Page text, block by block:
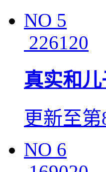
NO 5
226120
真实和
更新至第
NO 6